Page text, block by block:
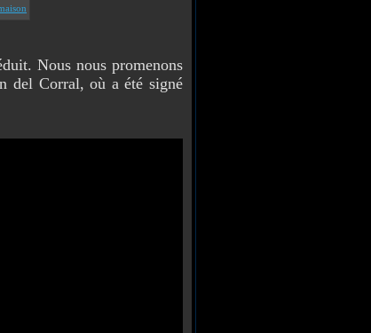
Nous nous promenons
del Corral, où a été signé